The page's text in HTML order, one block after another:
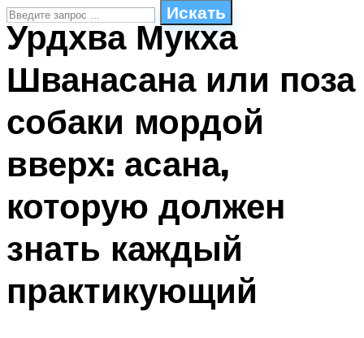
Искать
СТИЛИ ПЛАВАНЬЯ
ПЛАВАНЬЕ ДЛЯ ДЕТЕЙ
БАССЕЙН ДЛЯ ДОМА
МЕНЮ
Урдхва Мукха
Шванасана или поза
собаки мордой
вверх: асана,
которую должен
знать каждый
практикующий